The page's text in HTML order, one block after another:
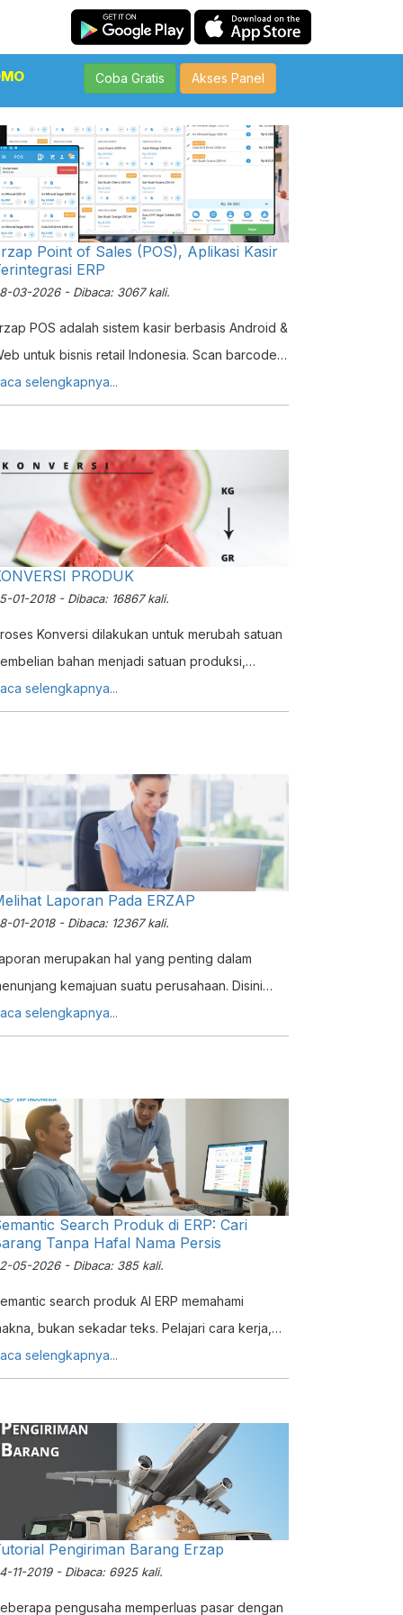
Coba Gratis Akses Panel
Point of Sales (POS), Aplikasi Kasir
ERP
03-2026 - Dibaca: 3067 kali.
POS adalah sistem kasir berbasis Android &
untuk bisnis retail Indonesia. Scan barcode
detik, mendukung QRIS, multi outlet, laporan
time, dan integrasi ERP. Coba gratis 14 hari.
selengkapnya...
PRODUK
01-2018 - Dibaca: 16867 kali.
Konversi dilakukan untuk merubah satuan
bahan menjadi satuan produksi,
pada penerapan nyatanya seperti contoh
bahan dengan satuan 'Botol' akan
selengkapnya...
Laporan Pada ERZAP
01-2018 - Dibaca: 12367 kali.
merupakan hal yang penting dalam
kemajuan suatu perusahaan. Disini
telah menyediakan fiktur laporan pada
menunya yang bisa anda akses dengan
selengkapnya...
Search Produk di ERP: Cari
Tanpa Hafal Nama Persis
05-2026 - Dibaca: 385 kali.
search produk AI ERP memahami
bukan sekadar teks. Pelajari cara kerja,
dan bagaimana Erzap menerapkannya
distribusi & retail.
selengkapnya...
Pengiriman Barang Erzap
11-2019 - Dibaca: 6925 kali.
pengusaha memperluas pasar dengan